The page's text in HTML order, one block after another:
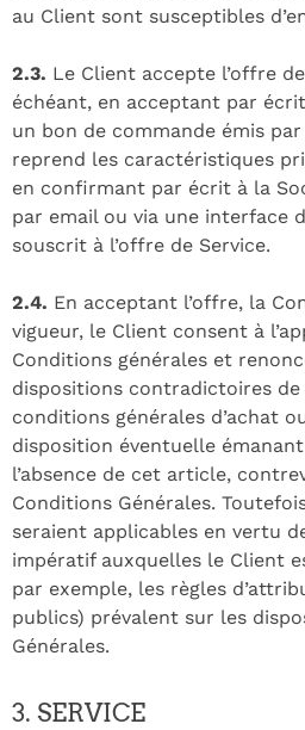
au Client sont susceptibles
2.3. Le Client accepte l’offre
échéant, en acceptant par
un bon de commande émis
reprend les caractéristiques
en confirmant par écrit à la
par email ou via une interface
souscrit à l’offre de Service.
2.4. En acceptant l’offre, la
vigueur, le Client consent à
Conditions générales et
dispositions contradictoires de
conditions générales d’achat
disposition éventuelle
l’absence de cet article,
Conditions Générales.
seraient applicables en vertu
impératif auxquelles le Client
par exemple, les règles
publics) prévalent sur les
Générales.
3. SERVICE